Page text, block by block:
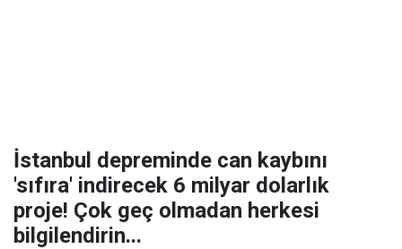
İstanbul depreminde can kaybını
'sıfıra' indirecek 6 milyar dolarlık
proje! Çok geç olmadan herkesi
bilgilendirin...